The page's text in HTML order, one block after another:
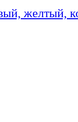
желтый,